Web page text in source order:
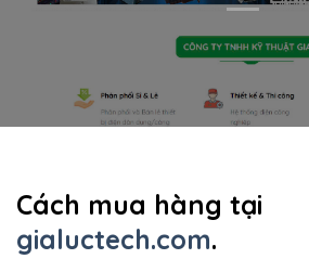
Cách mua hàng tại
gialuctech.com.